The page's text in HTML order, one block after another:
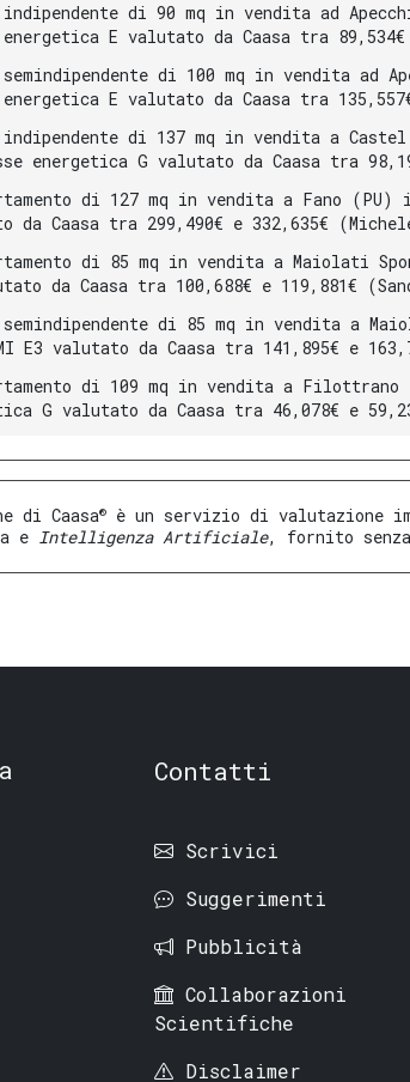
indipendente di 90 mq in vendita ad
E valutato da Caasa tra
semindipendente di 100 mq in vendita ad
E valutato da Caasa tra
indipendente di 137 mq in vendita a
energetica G valutato da Caasa tra
di 127 mq in vendita a Fano
da Caasa tra 299,490€ e 332,635€
di 85 mq in vendita a Maiolati
da Caasa tra 100,688€ e 119,881€
semindipendente di 85 mq in vendita a
E3 valutato da Caasa tra 141,895€ e
di 109 mq in vendita a Filottrano
G valutato da Caasa tra 46,078€ e
di Caasa®
è un servizio di valutazione
e Intelligenza Artificiale, fornito senza
Contatti
Scrivici
Suggerimenti
Pubblicità
Collaborazioni
Scientifiche
Disclaimer